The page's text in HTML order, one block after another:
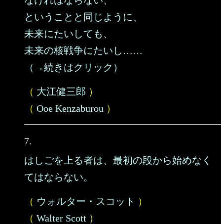
ということと同じように、
未来にたいしても、
未来の核戦争にたいし……
（→続きはクリック）
（ 大江健三郎 ）
（ Ooe Kenzaburou ）
7.
はしごを上る者は、最初の段から始めなく
てはならない。
（ ウォルター・スコット ）
（ Walter Scott ）